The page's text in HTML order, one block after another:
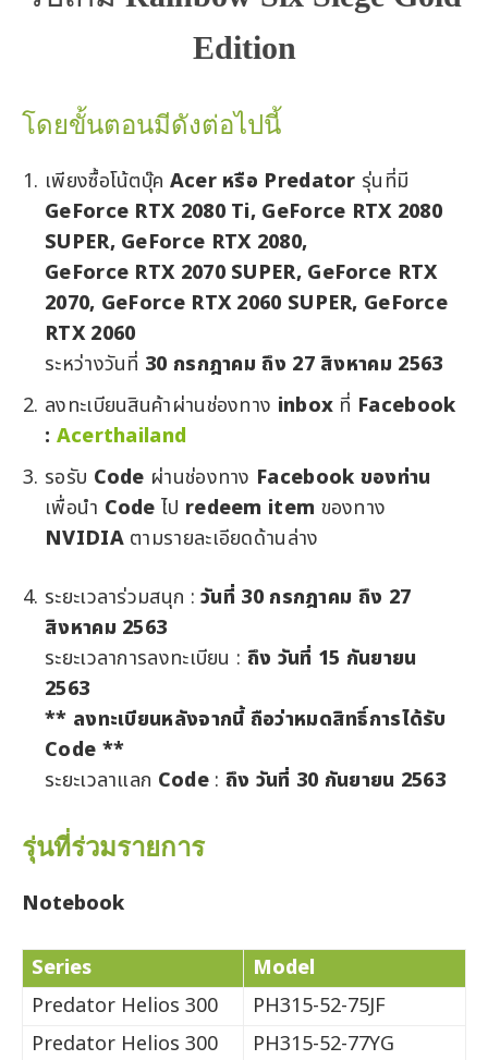
Edition
โดยขั้นตอนมีดังต่อไปนี้
เพียงซื้อโน้ตบุ๊ค Acer หรือ Predator รุ่นที่มี
GeForce RTX 2080 Ti, GeForce RTX 2080
SUPER, GeForce RTX 2080,
GeForce RTX 2070 SUPER, GeForce RTX
2070, GeForce RTX 2060 SUPER, GeForce
RTX 2060
ระหว่างวันที่ 30 กรกฎาคม ถึง 27 สิงหาคม 2563
ลงทะเบียนสินค้าผ่านช่องทาง inbox ที่ Facebook
: Acerthailand
รอรับ Code ผ่านช่องทาง Facebook ของท่าน
เพื่อนำ Code ไป redeem item ของทาง
NVIDIA ตามรายละเอียดด้านล่าง
ระยะเวลาร่วมสนุก :วันที่ 30 กรกฎาคม ถึง 27
สิงหาคม 2563
ระยะเวลาการลงทะเบียน : ถึง วันที่ 15 กันยายน
2563
** ลงทะเบียนหลังจากนี้ ถือว่าหมดสิทธิ์การได้รับ ​
Code **
ระยะเวลาแลก Code: ถึง วันที่ 30 กันยายน 2563
รุ่นที่ร่วมรายการ
Notebook
Series
Model
Predator Helios 300
PH315-52-75JF
Predator Helios 300
PH315-52-77YG